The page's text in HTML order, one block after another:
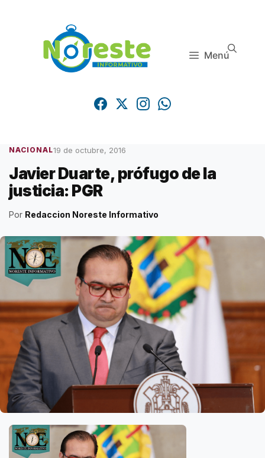
Menú
NACIONAL19 de octubre, 2016
Javier Duarte, prófugo de la
justicia: PGR
Por Redaccion Noreste Informativo